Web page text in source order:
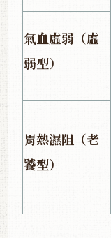
氣血虛弱（虛
弱型）
胃熱濕阻（老
饕型）